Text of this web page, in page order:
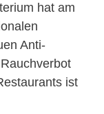
hat am
Anti-
ist